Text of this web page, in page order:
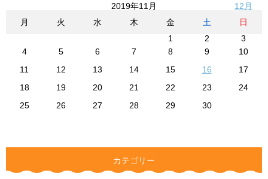
2019年11月
12月
月
火 水 木 金 土
日
1
2
3
4
5 6 7 8 9
10
11
12 13 14 15 16
17
18
19 20 21 22 23
24
25
26 27 28 29 30
カテゴリー